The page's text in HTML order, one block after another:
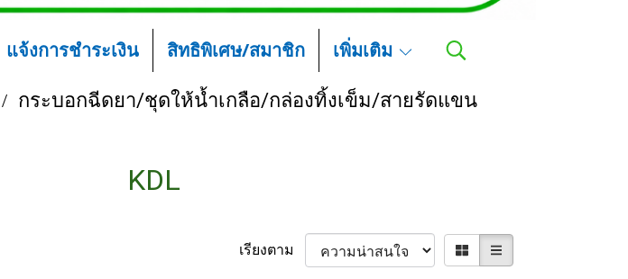
แจ้งการชำระเงิน สิทธิพิเศษ/สมาชิก เพิ่มเติม
กระบอกฉีดยา/ชุดให้น้ำเกลือ/กล่องทิ้งเข็ม/สายรัดแขน
KDL
เรียงตาม